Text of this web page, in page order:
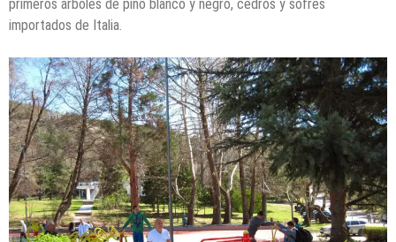
primeros árboles de pino blanco y negro, cedros y sofres
importados de Italia.